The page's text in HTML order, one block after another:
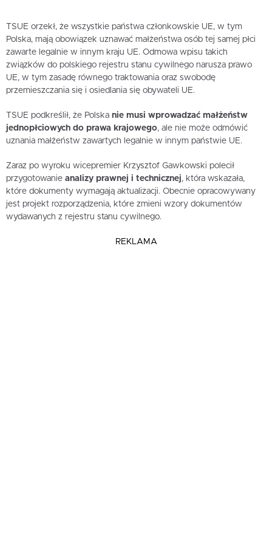
TSUE orzekł, że wszystkie państwa członkowskie UE, w tym
Polska, mają obowiązek uznawać małżeństwa osób tej samej płci
zawarte legalnie w innym kraju UE. Odmowa wpisu takich
związków do polskiego rejestru stanu cywilnego narusza prawo
UE, w tym zasadę równego traktowania oraz swobodę
przemieszczania się i osiedlania się obywateli UE.
TSUE podkreślił, że Polska nie musi wprowadzać małżeństw
jednopłciowych do prawa krajowego, ale nie może odmówić
uznania małżeństw zawartych legalnie w innym państwie UE.
Zaraz po wyroku wicepremier Krzysztof Gawkowski polecił
przygotowanie analizy prawnej i technicznej, która wskazała,
które dokumenty wymagają aktualizacji. Obecnie opracowywany
jest projekt rozporządzenia, które zmieni wzory dokumentów
wydawanych z rejestru stanu cywilnego.
REKLAMA